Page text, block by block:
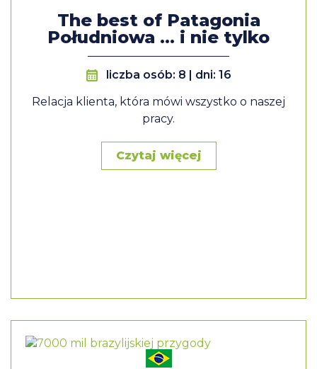
The best of Patagonia
Południowa ... i nie tylko
liczba osób: 8 | dni: 16
Relacja klienta, która mówi wszystko o naszej
pracy.
Czytaj więcej